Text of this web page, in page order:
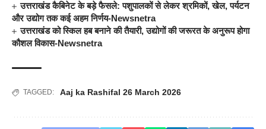
उत्तराखंड कैबिनेट के बड़े फैसले: पशुपालकों से लेकर श्रमिकों, खेल, पर्यटन
और उद्योग तक कई अहम निर्णय-Newsnetra
उत्तराखंड को स्किल हब बनाने की तैयारी, उद्योगों की जरूरत के अनुरूप होगा
कौशल विकास-Newsnetra
TAGGED: Aaj ka Rashifal 26 March 2026